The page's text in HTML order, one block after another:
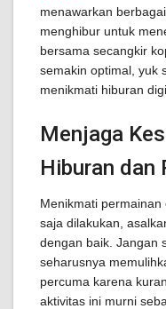
menawarkan
menghibur untuk
bersama secangkir
semakin optimal, yuk
menikmati hiburan
Menjaga
Hiburan
Menikmati
saja dilakukan,
dengan baik. Jangan
seharusnya
percuma karena
aktivitas ini murni